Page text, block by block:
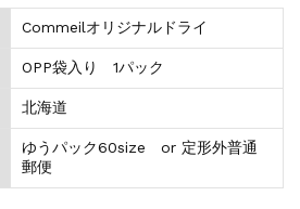
Commeilオリジナルドライ
OPP袋入り 1パック
北海道
ゆうパック60size or 定形外普通
郵便